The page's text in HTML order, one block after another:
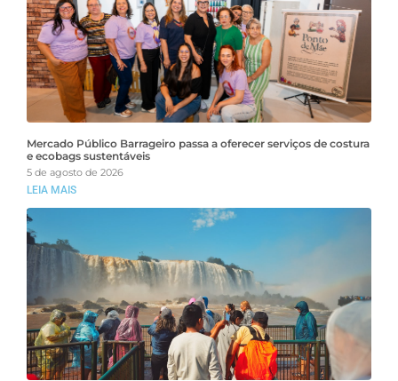
Mercado Público Barrageiro passa a oferecer serviços de costura
e ecobags sustentáveis
5 de agosto de 2026
LEIA MAIS